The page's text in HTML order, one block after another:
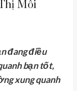
Môi
đang điều
bạn tốt,
xung quanh